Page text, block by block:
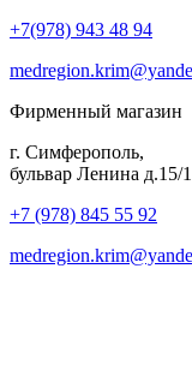
+7(978) 943 48 94
Фирменный магазин
г. Симферополь,
бульвар Ленина д.15/
+7 (978) 845 55 92